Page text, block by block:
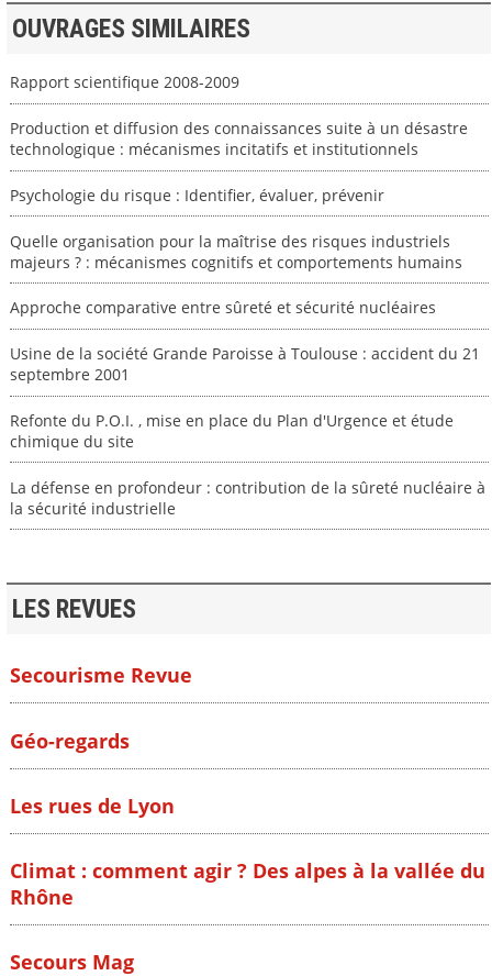
OUVRAGES SIMILAIRES
Rapport scientifique 2008-2009
Production et diffusion des connaissances suite à un désastre
technologique : mécanismes incitatifs et institutionnels
Psychologie du risque : Identifier, évaluer, prévenir
Quelle organisation pour la maîtrise des risques industriels
majeurs ? : mécanismes cognitifs et comportements humains
Approche comparative entre sûreté et sécurité nucléaires
Usine de la société Grande Paroisse à Toulouse : accident du 21
septembre 2001
Refonte du P.O.I. , mise en place du Plan d'Urgence et étude
chimique du site
La défense en profondeur : contribution de la sûreté nucléaire à
la sécurité industrielle
LES REVUES
Secourisme Revue
Géo-regards
Les rues de Lyon
Climat : comment agir ? Des alpes à la vallée du
Rhône
Secours Mag